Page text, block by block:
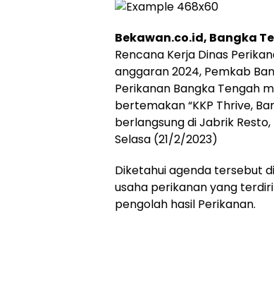
Bekawan.co.id, Bangka
Rencana Kerja Dinas
anggaran 2024, Pemkab
Perikanan Bangka Tengah
bertemakan “KKP Thrive,
berlangsung di Jabrik
Selasa (21/2/2023)
Diketahui agenda tersebut
usaha perikanan yang
pengolah hasil Perikanan.